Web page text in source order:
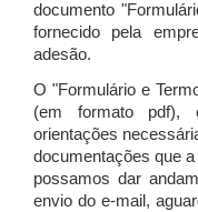
documento
fornecido pela
adesão.
O "Formulário e
(em formato pdf),
orientações
documentações que
possamos dar
envio do e-mail,